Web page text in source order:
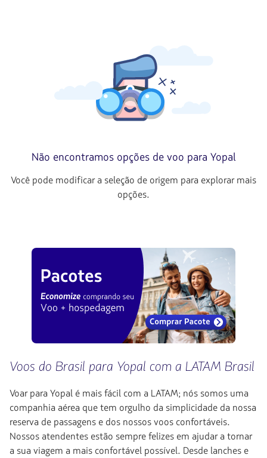
Não encontramos opções de voo para Yopal
Você pode modificar a seleção de origem para explorar mais
opções.
Voos do Brasil para Yopal com a LATAM Brasil
Voar para Yopal é mais fácil com a LATAM; nós somos uma
companhia aérea que tem orgulho da simplicidade da nossa
reserva de passagens e dos nossos voos confortáveis.
Nossos atendentes estão sempre felizes em ajudar a tornar
a sua viagem a mais confortável possível. Desde lanches e